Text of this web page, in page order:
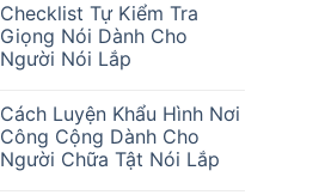
Checklist Tự Kiểm Tra
Giọng Nói Dành Cho
Người Nói Lắp
Cách Luyện Khẩu Hình Nơi
Công Cộng Dành Cho
Người Chữa Tật Nói Lắp